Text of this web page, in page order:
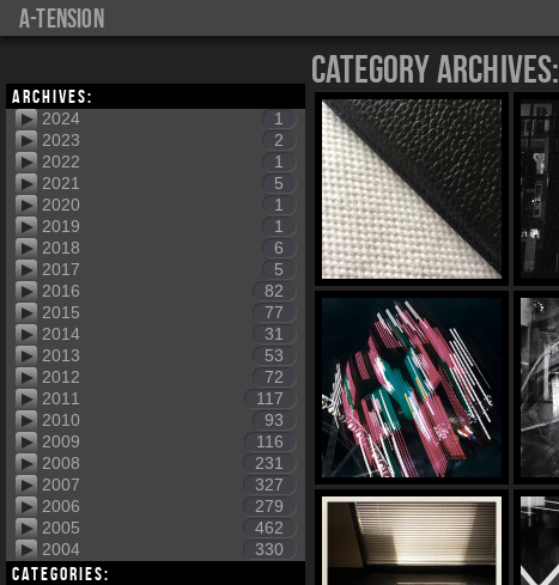
a-tension
Archives:
2024
1
2023
2
2022
1
2021
5
2020
1
2019
1
2018
6
2017
5
2016
82
2015
77
2014
31
2013
53
2012
72
2011
117
2010
93
2009
116
2008
231
2007
327
2006
279
2005
462
2004
330
Categories:
Category Archives: